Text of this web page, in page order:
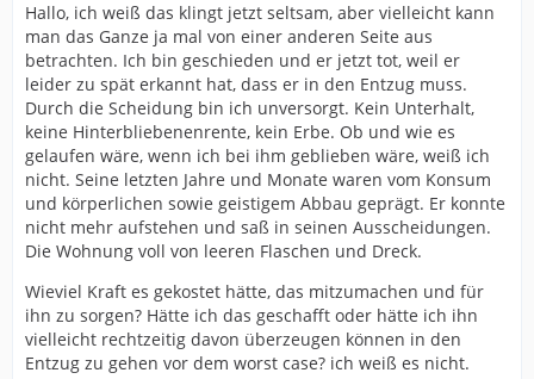
Hallo, ich weiß das klingt jetzt seltsam, aber vielleicht kann
man das Ganze ja mal von einer anderen Seite aus
betrachten. Ich bin geschieden und er jetzt tot, weil er
leider zu spät erkannt hat, dass er in den Entzug muss.
Durch die Scheidung bin ich unversorgt. Kein Unterhalt,
keine Hinterbliebenenrente, kein Erbe. Ob und wie es
gelaufen wäre, wenn ich bei ihm geblieben wäre, weiß ich
nicht. Seine letzten Jahre und Monate waren vom Konsum
und körperlichen sowie geistigem Abbau geprägt. Er konnte
nicht mehr aufstehen und saß in seinen Ausscheidungen.
Die Wohnung voll von leeren Flaschen und Dreck.
Wieviel Kraft es gekostet hätte, das mitzumachen und für
ihn zu sorgen? Hätte ich das geschafft oder hätte ich ihn
vielleicht rechtzeitig davon überzeugen können in den
Entzug zu gehen vor dem worst case? ich weiß es nicht.